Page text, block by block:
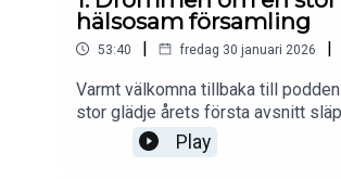
hälsosam församling
53:40 | fredag 30 januari 2026 |
Varmt välkomna tillbaka till
stor glädje årets första avsnitt
gång är det Erik Wennerberg som
Välkommen in i den nya serien
Play